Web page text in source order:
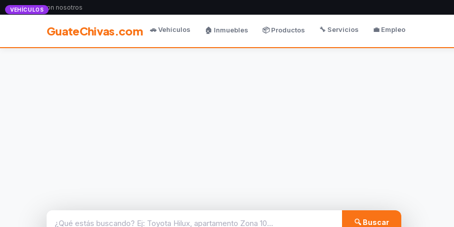
Anunciate con nosotros
GuateChivas.com 🚗 Vehículos 🏠 Inmuebles 📦 Productos 🔧 Servicios 💼 Empleo
🔍 Buscar
VEHÍCULOS